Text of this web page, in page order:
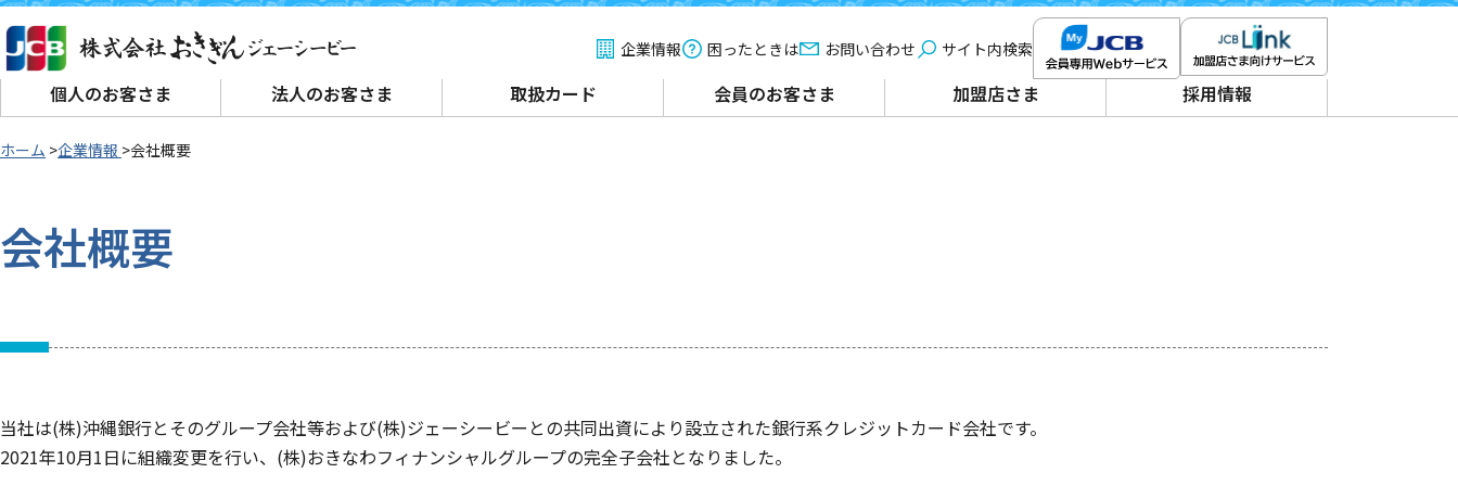
企業情報 困ったときは お問い合わせ サイト内検索
個人のお客さま 法人のお客さま 取扱カード 会員のお客さま 加盟店さま 採用情報
ホーム 企業情報 会社概要
会社概要
当社は(株)沖縄銀行とそのグループ会社等および(株)ジェーシービーとの共同出資により設立された銀行系クレジットカード会社です。
2021年10月1日に組織変更を行い、(株)おきなわフィナンシャルグループの完全子会社となりました。